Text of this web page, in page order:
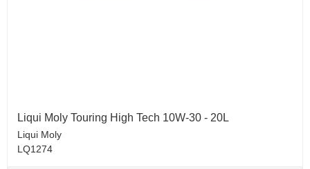
Liqui Moly Touring High Tech 10W-30 - 20L
Liqui Moly
LQ1274